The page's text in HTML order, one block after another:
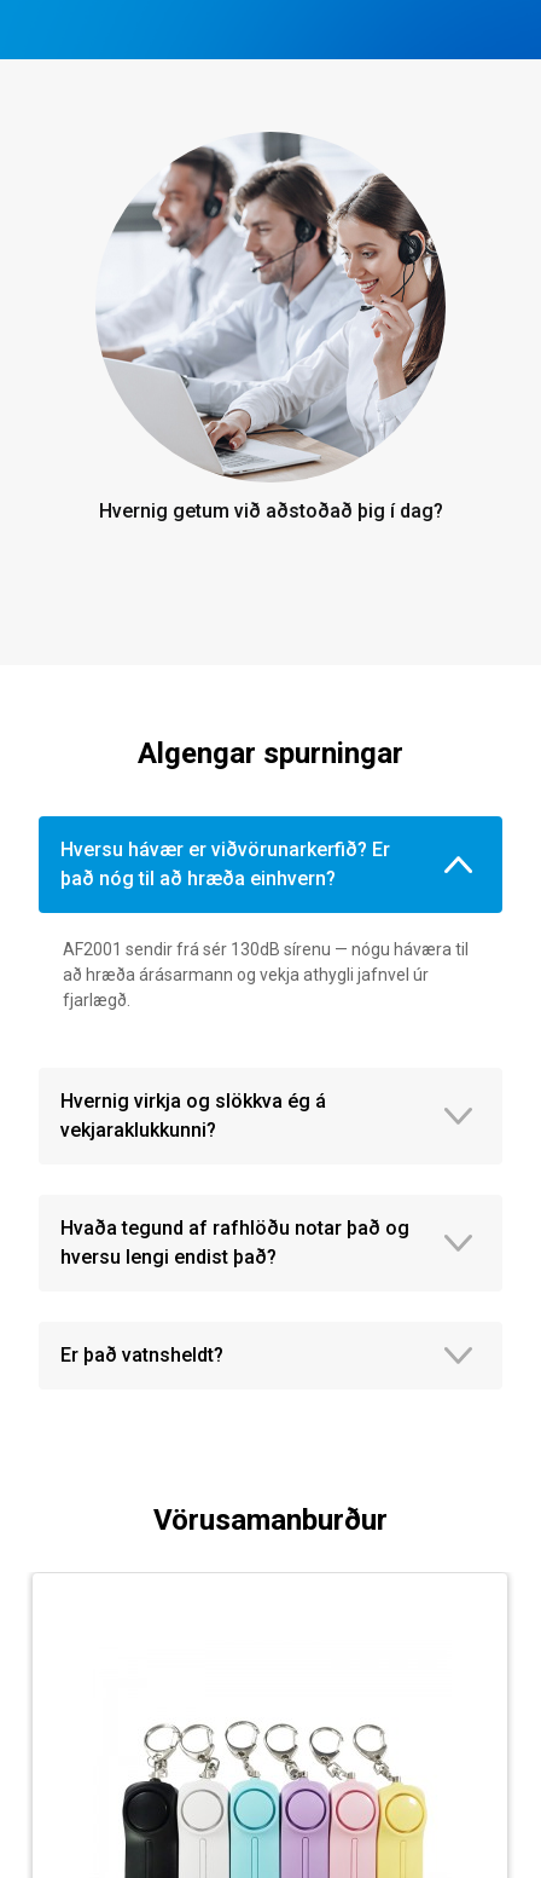
Hvernig getum við aðstoðað þig í dag?
Algengar spurningar
Hversu hávær er viðvörunarkerfið? Er
það nóg til að hræða einhvern?
AF2001 sendir frá sér 130dB sírenu — nógu háværa til
að hræða árásarmann og vekja athygli jafnvel úr
fjarlægð.
Hvernig virkja og slökkva ég á
vekjaraklukkunni?
Hvaða tegund af rafhlöðu notar það og
hversu lengi endist það?
Er það vatnsheldt?
Vörusamanburður